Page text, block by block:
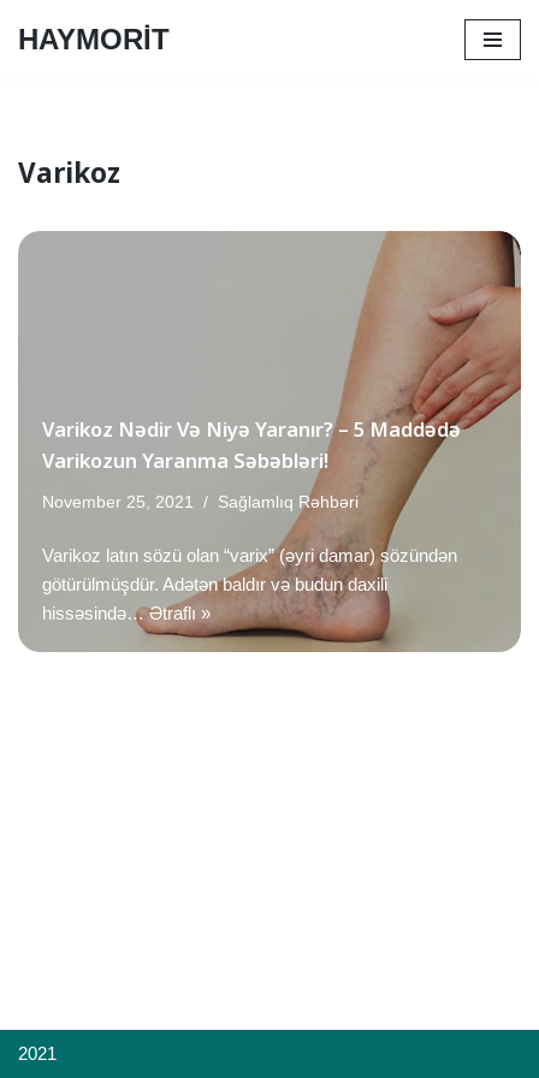
HAYMORİT
Varikoz
Varikoz Nədir Və Niyə Yaranır? – 5 Maddədə
Varikozun Yaranma Səbəbləri!
November 25, 2021 Sağlamlıq Rəhbəri
Varikoz latın sözü olan “varix” (əyri damar) sözündən
götürülmüşdür. Adətən baldır və budun daxili
hissəsində…Ətraflı »
2021